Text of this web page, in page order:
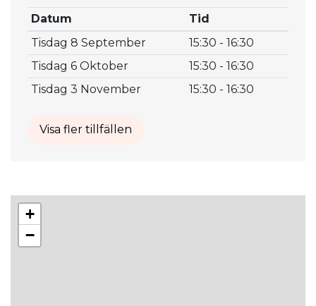
Datum
Tid
Tisdag 8 September
15:30 - 16:30
Tisdag 6 Oktober
15:30 - 16:30
Tisdag 3 November
15:30 - 16:30
Visa fler tillfällen
+
−